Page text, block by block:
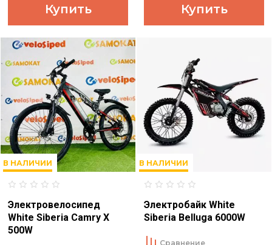
Купить Купить
В НАЛИЧИИ
Электровелосипед
White Siberia Camry X
500W
В НАЛИЧИИ
Электробайк White
Siberia Belluga 6000W
Сравнение